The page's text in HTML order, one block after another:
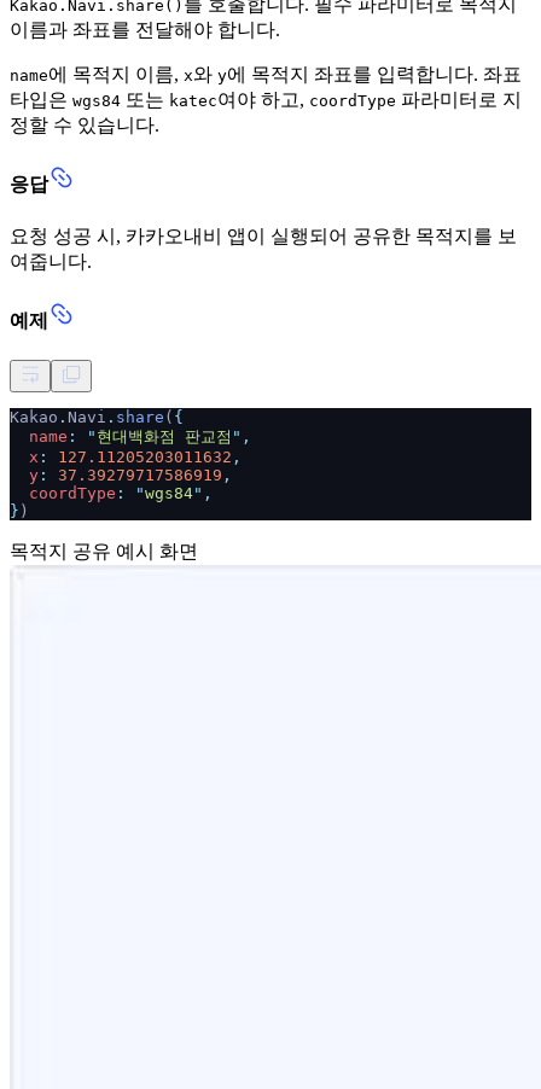
Kakao.Navi.share() 를 호출합니다. 필수 파라미터로 목적지
이름과 좌표를 전달해야 합니다.
name에 목적지 이름, x와 y에 목적지 좌표를 입력합니다. 좌표
타입은 wgs84 또는 katec여야 하고, coordType 파라미터로 지
정할 수 있습니다.
응답
요청 성공 시, 카카오내비 앱이 실행되어 공유한 목적지를 보
여줍니다.
예제
Kakao . Navi . share ( {
name : " 현대백화점 판교점 ",
x : 127.11205203011632 ,
y : 37.39279717586919 ,
coordType : "wgs84",
} )
목적지 공유 예시 화면